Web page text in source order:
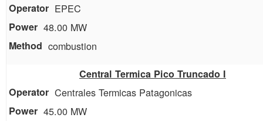
EPEC
48.00 MW
combustion
Central Termica Pico Truncado I
Centrales Termicas Patagonicas
45.00 MW